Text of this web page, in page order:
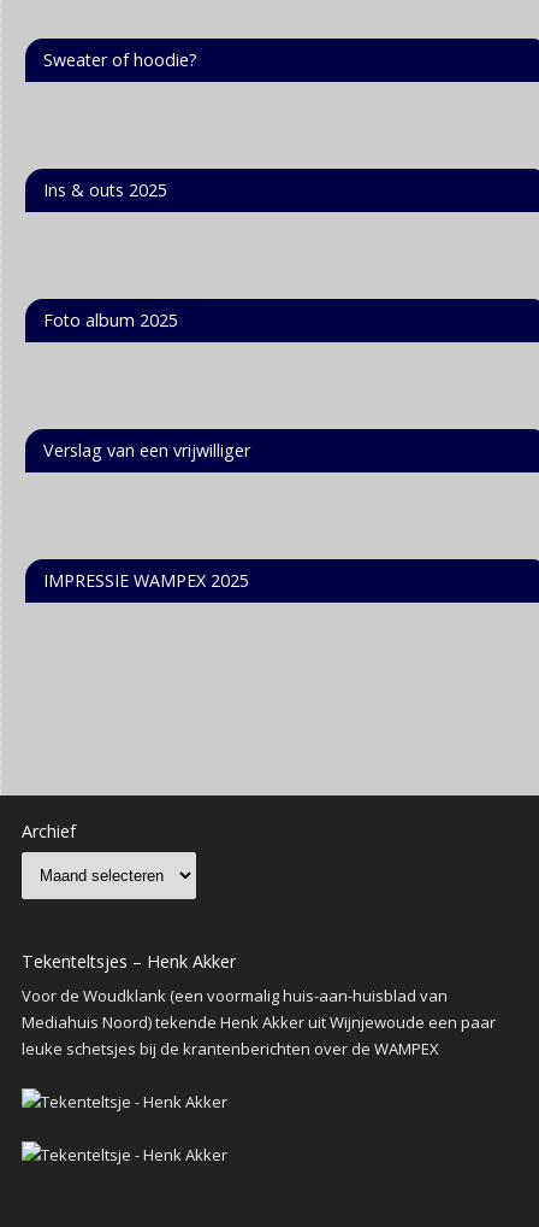
Sweater of hoodie?
Ins & outs 2025
Foto album 2025
Verslag van een vrijwilliger
IMPRESSIE WAMPEX 2025
Archief
Tekenteltsjes – Henk Akker
Voor de Woudklank (een voormalig huis-aan-huisblad van
Mediahuis Noord) tekende Henk Akker uit Wijnjewoude een paar
leuke schetsjes bij de krantenberichten over de WAMPEX